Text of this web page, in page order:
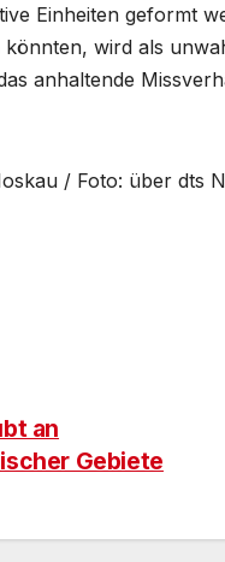
Einheiten geformt
wird als
anhaltende
/ Foto: über dts
an
Gebiete